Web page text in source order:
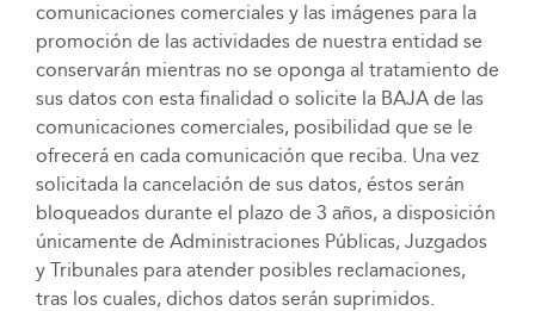
comunicaciones comerciales y las imágenes para la
promoción de las actividades de nuestra entidad se
conservarán mientras no se oponga al tratamiento de
sus datos con esta finalidad o solicite la BAJA de las
comunicaciones comerciales, posibilidad que se le
ofrecerá en cada comunicación que reciba. Una vez
solicitada la cancelación de sus datos, éstos serán
bloqueados durante el plazo de 3 años, a disposición
únicamente de Administraciones Públicas, Juzgados
y Tribunales para atender posibles reclamaciones,
tras los cuales, dichos datos serán suprimidos.